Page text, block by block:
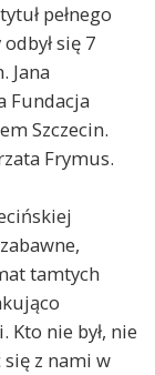
pełnego
się 7
Jana
Fundacja
Szczecin.
Frymus.
tamtych
nie był, nie
się z nami w